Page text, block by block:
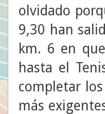
olvidado
9,30 han
km. 6 en
hasta el
completar
más